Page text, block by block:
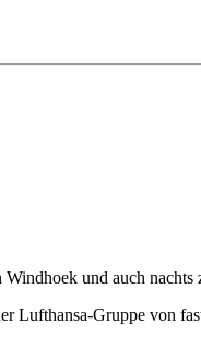
und auch nachts
Gruppe von